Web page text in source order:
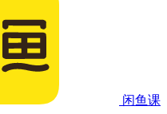
闲鱼课